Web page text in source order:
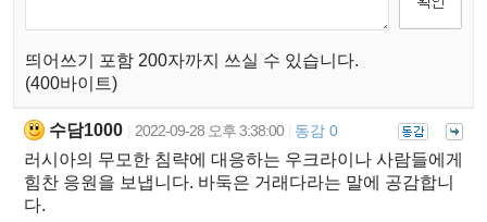
띄어쓰기 포함 200자까지 쓰실 수 있습니다.
(400바이트)
수담1000 2022-09-28 오후 3:38:00 동감 0
러시아의 무모한 침략에 대응하는 우크라이나 사람들에게
힘찬 응원을 보냅니다. 바둑은 거래다라는 말에 공감합니
다.